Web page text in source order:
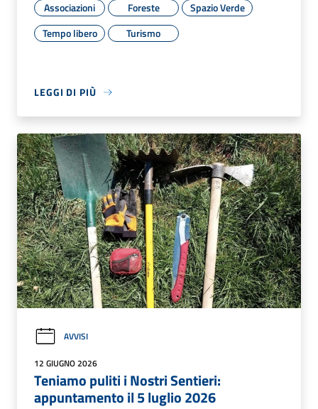
Associazioni Foreste
Spazio Verde
Tempo libero
Turismo
LEGGI DI PIÙ
AVVISI
12 GIUGNO 2026
Teniamo puliti i Nostri Sentieri:
appuntamento il 5 luglio 2026